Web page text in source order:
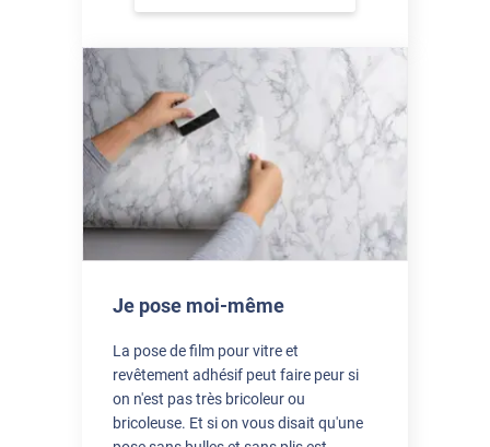
Je pose moi-même
La pose de film pour vitre et
revêtement adhésif peut faire peur si
on n'est pas très bricoleur ou
bricoleuse. Et si on vous disait qu'une